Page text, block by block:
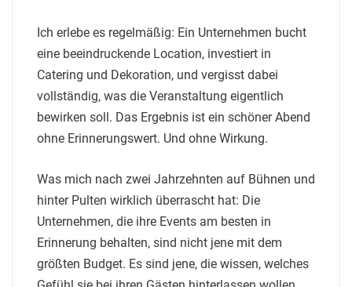
Ich erlebe es regelmäßig: Ein Unternehmen bucht
eine beeindruckende Location, investiert in
Catering und Dekoration, und vergisst dabei
vollständig, was die Veranstaltung eigentlich
bewirken soll. Das Ergebnis ist ein schöner Abend
ohne Erinnerungswert. Und ohne Wirkung.
Was mich nach zwei Jahrzehnten auf Bühnen und
hinter Pulten wirklich überrascht hat: Die
Unternehmen, die ihre Events am besten in
Erinnerung behalten, sind nicht jene mit dem
größten Budget. Es sind jene, die wissen, welches